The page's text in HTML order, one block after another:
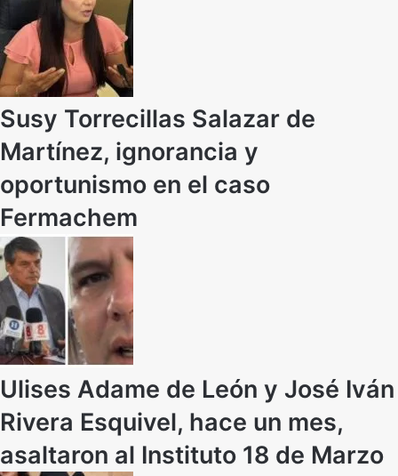
Susy Torrecillas Salazar de
Martínez, ignorancia y
oportunismo en el caso
Fermachem
Ulises Adame de León y José Iván
Rivera Esquivel, hace un mes,
asaltaron al Instituto 18 de Marzo